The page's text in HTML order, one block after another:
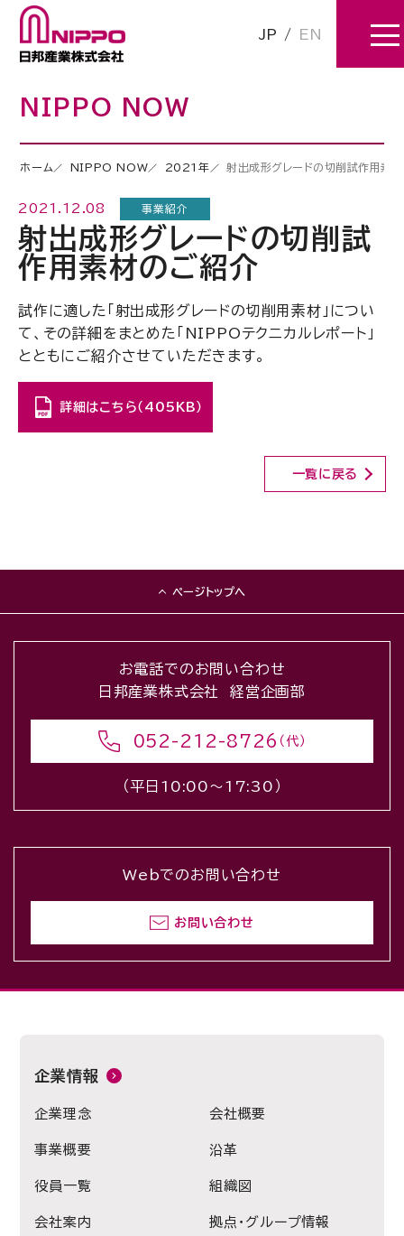
JP / EN
NIPPO NOW
ホーム NIPPO NOW 2021年 射出成形グレードの切削試作用素
2021.12.08 事業紹介
射出成形グレードの切削試
作用素材のご紹介
試作に適した「射出成形グレードの切削用素材」につい
て、その詳細をまとめた「NIPPOテクニカルレポート」
とともにご紹介させていただきます。
詳細はこちら（405KB）
一覧に戻る
ページトップへ
お電話でのお問い合わせ
日邦産業株式会社 経営企画部
052-212-8726 （代）
（平日10:00〜17:30）
Webでのお問い合わせ
お問い合わせ
企業情報
企業理念 会社概要
事業概要 沿革
役員一覧 組織図
会社案内 拠点・グループ情報